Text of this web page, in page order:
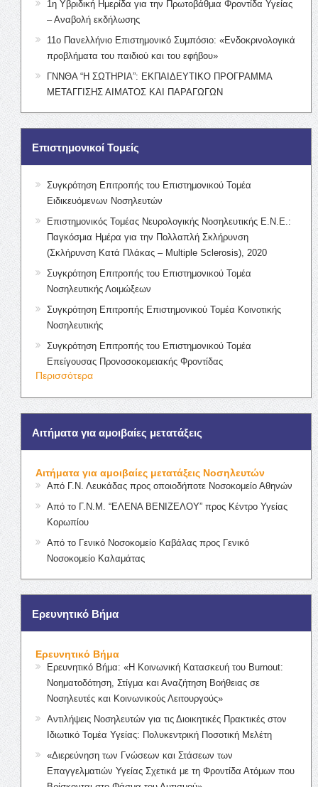
1η Υβριδική Ημερίδα για την Πρωτοβάθμια Φροντίδα Υγείας
– Αναβολή εκδήλωσης
11ο Πανελλήνιο Επιστημονικό Συμπόσιο: «Ενδοκρινολογικά
προβλήματα του παιδιού και του εφήβου»
ΓΝΝΘΑ “Η ΣΩΤΗΡΙΑ”: ΕΚΠΑΙΔΕΥΤΙΚΟ ΠΡΟΓΡΑΜΜΑ
ΜΕΤΑΓΓΙΣΗΣ ΑΙΜΑΤΟΣ ΚΑΙ ΠΑΡΑΓΩΓΩΝ
Επιστημονικοί Τομείς
Συγκρότηση Επιτροπής του Επιστημονικού Τομέα
Ειδικευόμενων Νοσηλευτών
Επιστημονικός Τομέας Νευρολογικής Νοσηλευτικής Ε.Ν.Ε.:
Παγκόσμια Ημέρα για την Πολλαπλή Σκλήρυνση
(Σκλήρυνση Κατά Πλάκας – Multiple Sclerosis), 2020
Συγκρότηση Επιτροπής του Επιστημονικού Τομέα
Νοσηλευτικής Λοιμώξεων
Συγκρότηση Επιτροπής Επιστημονικού Τομέα Κοινοτικής
Νοσηλευτικής
Συγκρότηση Επιτροπής του Επιστημονικού Τομέα
Επείγουσας Προνοσοκομειακής Φροντίδας
Περισσότερα
Αιτήματα για αμοιβαίες μετατάξεις
Αιτήματα για αμοιβαίες μετατάξεις Νοσηλευτών
Από Γ.Ν. Λευκάδας προς οποιοδήποτε Νοσοκομείο Αθηνών
Από το Γ.Ν.Μ. “ΕΛΕΝΑ ΒΕΝΙΖΕΛΟΥ” προς Κέντρο Υγείας
Κορωπίου
Από το Γενικό Νοσοκομείο Καβάλας προς Γενικό
Νοσοκομείο Καλαμάτας
Ερευνητικό Βήμα
Ερευνητικό Βήμα
Ερευνητικό Βήμα: «Η Κοινωνική Κατασκευή του Burnout:
Νοηματοδότηση, Στίγμα και Αναζήτηση Βοήθειας σε
Νοσηλευτές και Κοινωνικούς Λειτουργούς»
Αντιλήψεις Νοσηλευτών για τις Διοικητικές Πρακτικές στον
Ιδιωτικό Τομέα Υγείας: Πολυκεντρική Ποσοτική Μελέτη
«Διερεύνηση των Γνώσεων και Στάσεων των
Επαγγελματιών Υγείας Σχετικά με τη Φροντίδα Ατόμων που